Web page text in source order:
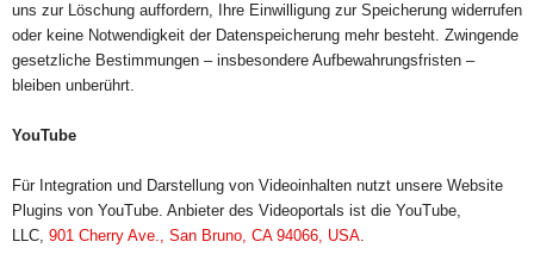
uns zur Löschung auffordern, Ihre Einwilligung zur Speicherung widerrufen
oder keine Notwendigkeit der Datenspeicherung mehr besteht. Zwingende
gesetzliche Bestimmungen – insbesondere Aufbewahrungsfristen –
bleiben unberührt.
YouTube
Für Integration und Darstellung von Videoinhalten nutzt unsere Website
Plugins von YouTube. Anbieter des Videoportals ist die YouTube,
LLC, 901 Cherry Ave., San Bruno, CA 94066, USA.